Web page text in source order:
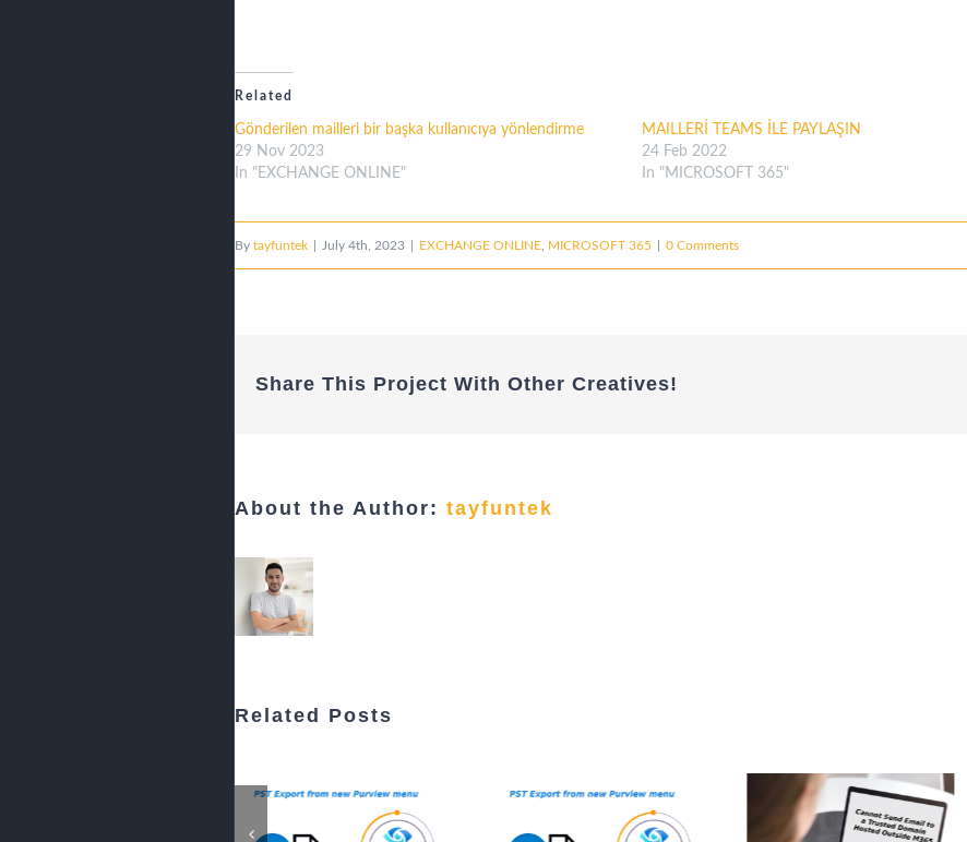
Related
Gönderilen mailleri bir başka kullanıcıya yönlendirme
29 Nov 2023
In "EXCHANGE ONLINE"
MAILLERİ TEAMS İLE PAYLAŞIN
24 Feb 2022
In "MICROSOFT 365"
By tayfuntek July 4th, 2023 EXCHANGE ONLINE MICROSOFT 365 0 Comments
Share This Project With Other Creatives!
About the Author: tayfuntek
Related Posts